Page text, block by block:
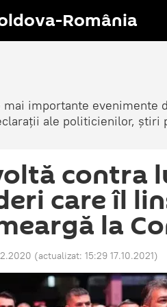
România
importante evenimente
ale politicienilor, știri
contra
care îl
la
(actualizat: 15:29 17.10.2021)